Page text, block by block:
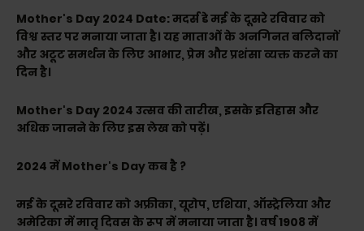
Mother's Day 2024 Date: मदर्स डे मई के दूसरे रविवार को
विश्व स्तर पर मनाया जाता है। यह माताओं के अनगिनत बलिदानों
और अटूट समर्थन के लिए आभार, प्रेम और प्रशंसा व्यक्त करने का
दिन है।
Mother's Day 2024 उत्सव की तारीख, इसके इतिहास और
अधिक जानने के लिए इस लेख को पढ़ें।
2024 में Mother's Day कब है ?
मई के दूसरे रविवार को अफ्रीका, यूरोप, एशिया, ऑस्ट्रेलिया और
अमेरिका में मातृ दिवस के रूप में मनाया जाता है। वर्ष 1908 में